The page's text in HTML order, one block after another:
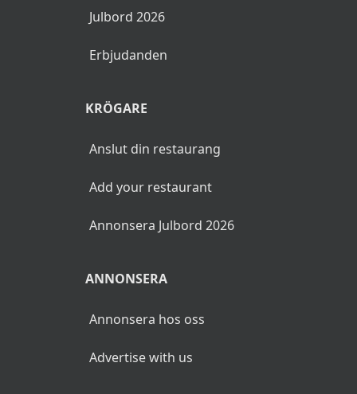
Julbord 2026
Erbjudanden
KRÖGARE
Anslut din restaurang
Add your restaurant
Annonsera Julbord 2026
ANNONSERA
Annonsera hos oss
Advertise with us